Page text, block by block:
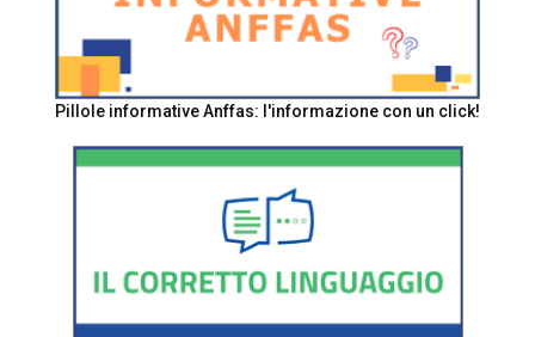
Pillole informative Anffas: l'informazione con un click!